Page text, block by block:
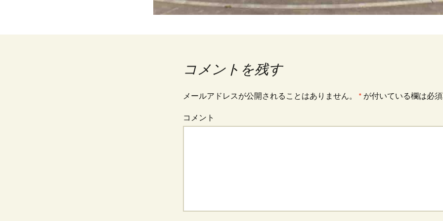
コメントを残す
メールアドレスが公開されることはありません。 * が付いている欄は必
コメント